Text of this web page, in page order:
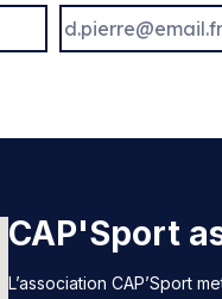
CAP'Sport
L’association CAP’Sport